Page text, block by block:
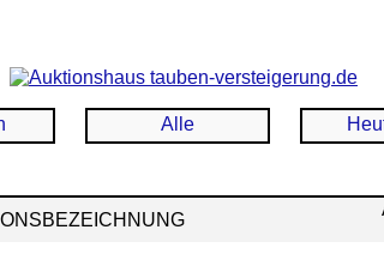
Alle